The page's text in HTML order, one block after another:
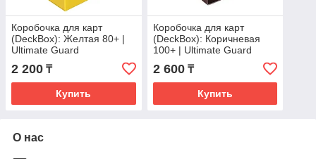
Коробочка для карт
(DeckBox): Желтая 80+ |
Ultimate Guard
2 200 ₸
Купить
Коробочка для карт
(DeckBox): Коричневая
100+ | Ultimate Guard
2 600₸
Купить
О нас